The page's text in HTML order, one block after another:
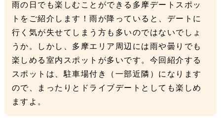
雨の日でも楽しむことができる多摩デートスポッ
トをご紹介します！雨が降っていると、デートに
行く気が失せてしまう方も多いのではないでしょ
うか。しかし、多摩エリア周辺には雨や曇りでも
楽しめる室内スポットが多いです。今回紹介する
スポットは、駐車場付き（一部近隣）になります
ので、まったりとドライブデートとしても楽しめ
ますよ。